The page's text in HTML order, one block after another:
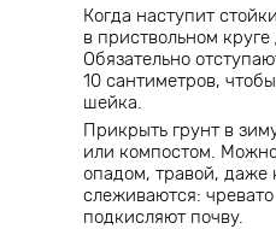
Когда наступит
в приствольном
Обязательно
10 сантиметров,
шейка.
Прикрыть грунт в
или компостом.
опадом, травой, даже
слеживаются:
подкисляют почву.